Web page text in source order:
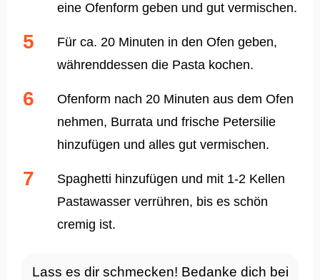
eine Ofenform geben und gut vermischen.
Für ca. 20 Minuten in den Ofen geben,
währenddessen die Pasta kochen.
Ofenform nach 20 Minuten aus dem Ofen
nehmen, Burrata und frische Petersilie
hinzufügen und alles gut vermischen.
Spaghetti hinzufügen und mit 1-2 Kellen
Pastawasser verrühren, bis es schön
cremig ist.
Lass es dir schmecken! Bedanke dich bei